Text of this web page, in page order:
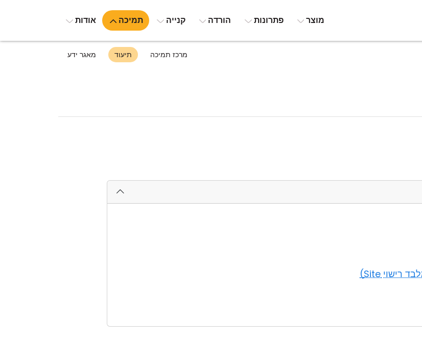
מוצר פתרונות הורדה קנייה תמיכה אודות
מרכז תמיכה תיעוד מאגר ידע